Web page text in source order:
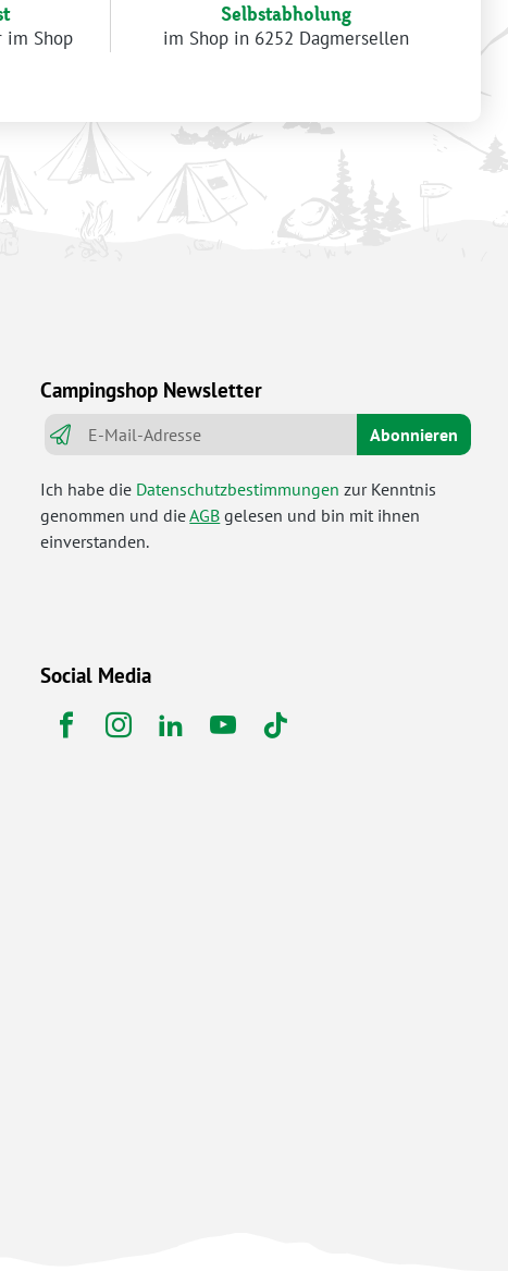
im Shop
Selbstabholung
im Shop in 6252 Dagmersellen
Campingshop Newsletter
Abonnieren
Ich habe die Datenschutzbestimmungen zur Kenntnis
genommen und dieAGB gelesen und bin mit ihnen
einverstanden.
Social Media